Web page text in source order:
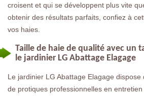
croisent et qui se développent plus vite
obtenir des résultats parfaits, confiez à
vos haies.
Taille de haie de qualité avec un
le jardinier LG Abattage Elagage
Le jardinier LG Abattage Elagage
de protiques professionnelles en